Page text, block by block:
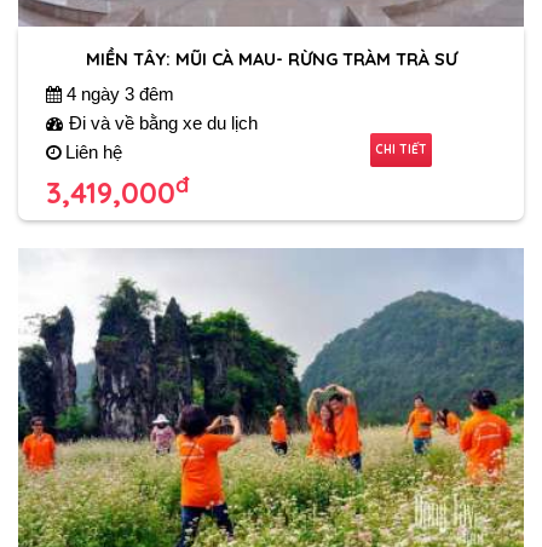
MIỀN TÂY: MŨI CÀ MAU- RỪNG TRÀM TRÀ SƯ
4 ngày 3 đêm
Đi và về bằng xe du lịch
Liên hệ
3,419,000đ
CHI TIẾT